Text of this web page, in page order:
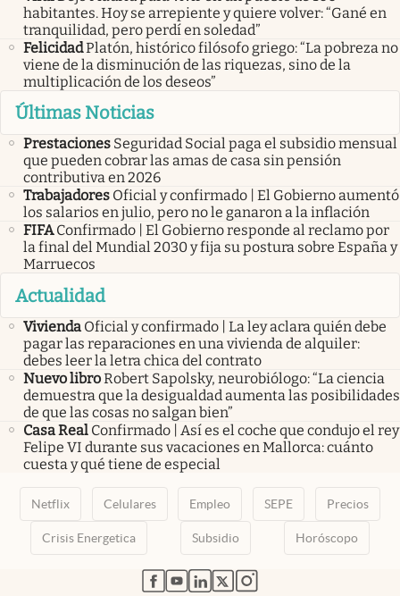
habitantes. Hoy se arrepiente y quiere volver: “Gané en
tranquilidad, pero perdí en soledad”
FelicidadPlatón, histórico filósofo griego: “La pobreza no
viene de la disminución de las riquezas, sino de la
multiplicación de los deseos”
Últimas Noticias
Prestaciones Seguridad Social paga el subsidio mensual
que pueden cobrar las amas de casa sin pensión
contributiva en 2026
Trabajadores Oficial y confirmado | El Gobierno aumentó
los salarios en julio, pero no le ganaron a la inflación
FIFA Confirmado | El Gobierno responde al reclamo por
la final del Mundial 2030 y fija su postura sobre España y
Marruecos
Actualidad
Vivienda Oficial y confirmado | La ley aclara quién debe
pagar las reparaciones en una vivienda de alquiler:
debes leer la letra chica del contrato
Nuevo libroRobert Sapolsky, neurobiólogo: “La ciencia
demuestra que la desigualdad aumenta las posibilidades
de que las cosas no salgan bien”
Casa Real Confirmado | Así es el coche que condujo el rey
Felipe VI durante sus vacaciones en Mallorca: cuánto
cuesta y qué tiene de especial
Netflix Celulares Empleo SEPE Precios
Crisis Energetica Subsidio Horóscopo
abre en nueva pestaña
abre en nueva pestaña
abre en nueva pestaña
abre en nueva pestaña
abre en nueva pestaña